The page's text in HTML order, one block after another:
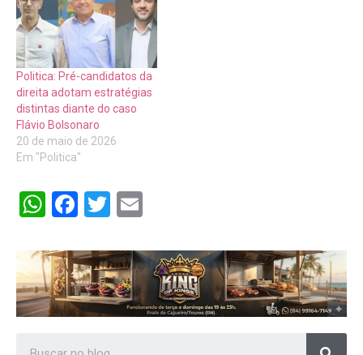
Politica: Pré-candidatos da
direita adotam estratégias
distintas diante do caso
Flávio Bolsonaro
20 de maio de 2026
Em "Politica"
WhatsApp
Facebook
Twitter